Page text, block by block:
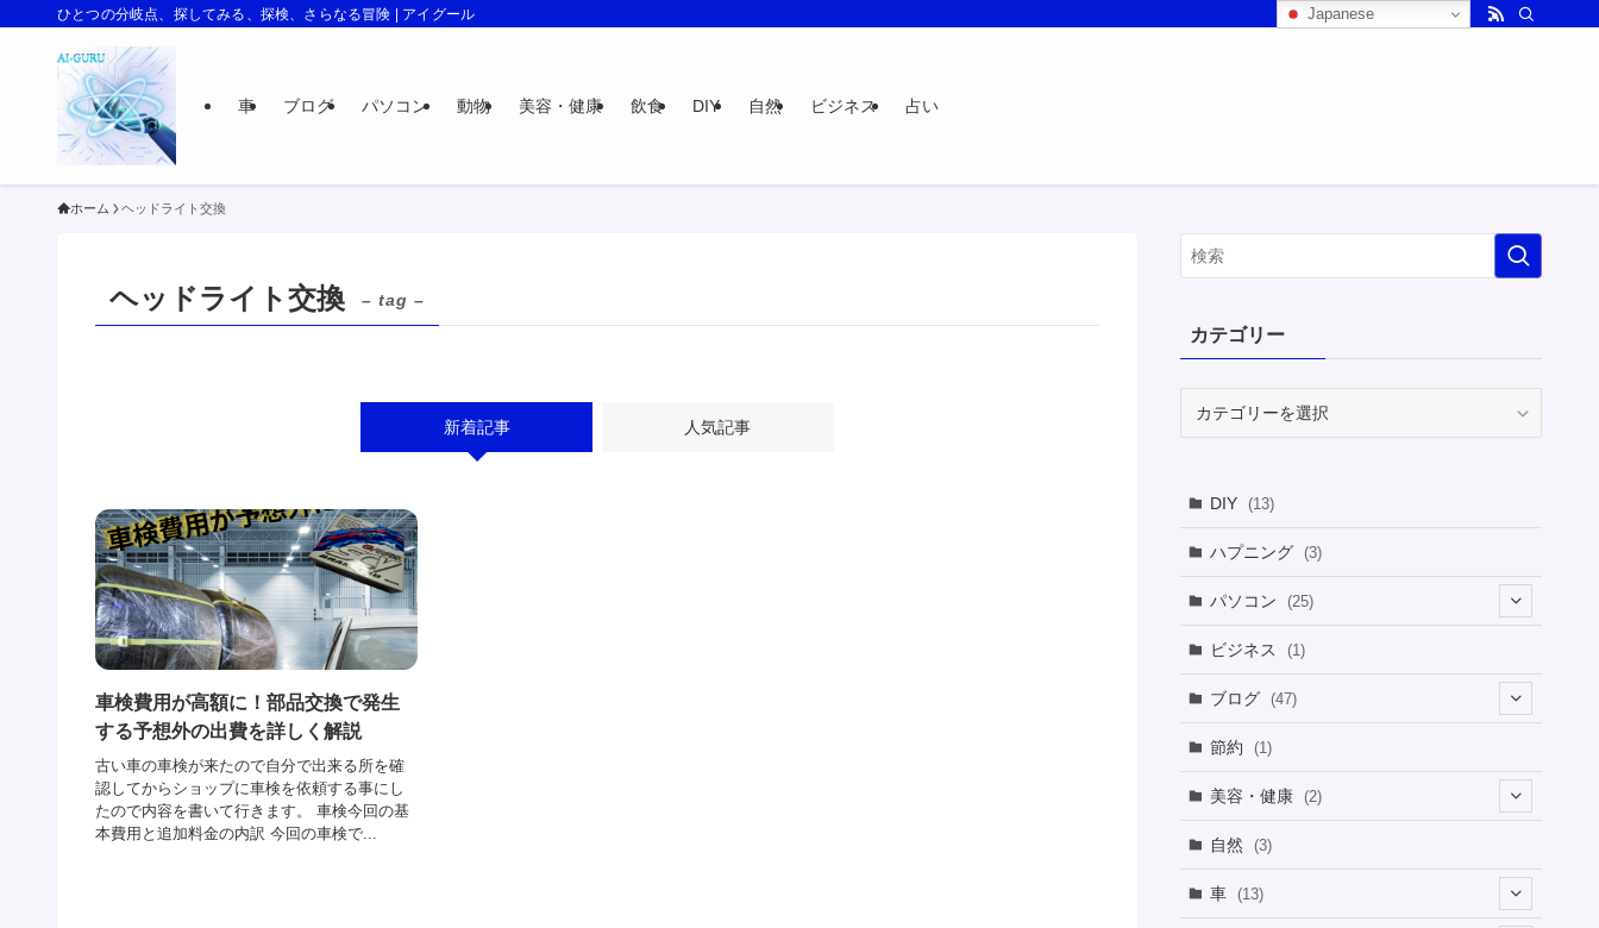
ひとつの分岐点、探してみる、探検、さらなる冒険 | アイグール
車 ブログ パソコン 動物 美容・健康 飲食 DIY 自然 ビジネス 占い
ホーム ヘッドライト交換
ヘッドライト交換 – tag –
新着記事 人気記事
車検費用が高額に！部品交換で発生
する予想外の出費を詳しく解説
古い車の車検が来たので自分で出来る所を確
認してからショップに車検を依頼する事にし
たので内容を書いて行きます。 車検今回の基
本費用と追加料金の内訳 今回の車検で...
カテゴリー
ー
DIY (13)
ハプニング (3)
パソコン (25)
(8)
(1)
(1)
(4)
(1)
ビジネス (1)
ブログ (47)
(2)
節約 (1)
美容・健康 (2)
(1)
自然 (3)
車 (13)
Japanese